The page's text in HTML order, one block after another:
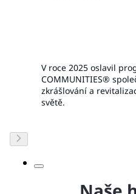
V roce 2025 oslavil
COMMUNITIES®
zkrášlování a
světě.